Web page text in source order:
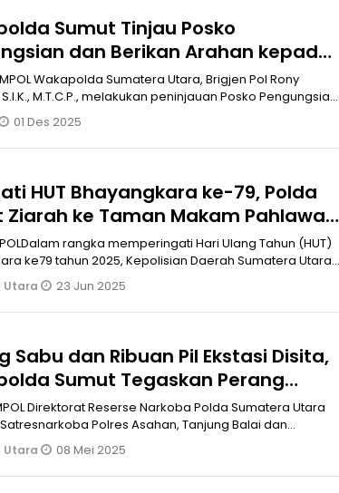
Sumut Tinjau Posko
dan Berikan Arahan kepada
di Belawan
Wakapolda Sumatera Utara, Brigjen Pol Rony
M.T.C.P., melakukan peninjauan Posko Pengungsian
B
01 Des 2025
HUT Bhayangkara ke-79, Polda
Ziarah ke Taman Makam Pahlawan
rangka memperingati Hari Ulang Tahun (HUT)
ke79 tahun 2025, Kepolisian Daerah Sumatera Utara
me
Utara 23 Jun 2025
Sabu dan Ribuan Pil Ekstasi Disita,
Sumut Tegaskan Perang
Narkoba
Direktorat Reserse Narkoba Polda Sumatera Utara
Polres Asahan, Tanjung Balai dan
prest
Utara 08 Mei 2025